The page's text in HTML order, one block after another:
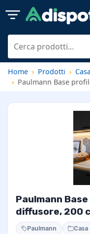
Home Prodotti
Paulmann Base
Paulmann
diffusore, 200
Paulmann